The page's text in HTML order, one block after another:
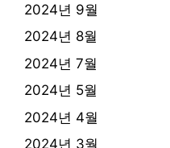
2024년 9월
2024년 8월
2024년 7월
2024년 5월
2024년 4월
2024년 3월